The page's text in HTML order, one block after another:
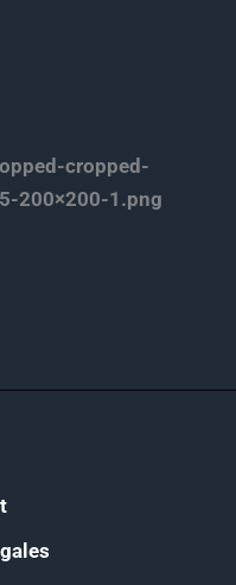
cropped-
200×200-1.png